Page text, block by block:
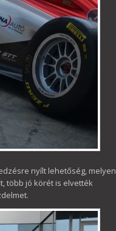
nyílt lehetőség, melyen
több jó körét is elvették